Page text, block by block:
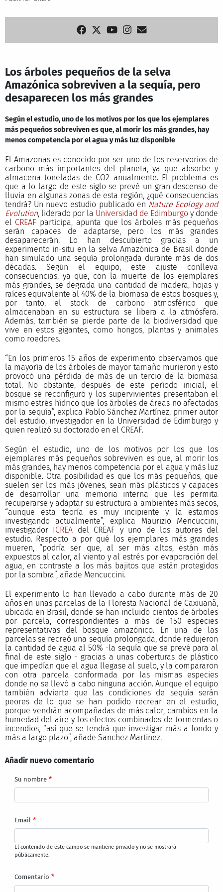
Los árboles pequeños de la selva
Amazónica sobreviven a la sequía, pero
desaparecen los más grandes
Según el estudio, uno de los motivos por los que los ejemplares
más pequeños sobreviven es que, al morir los más grandes, hay
menos competencia por el agua y más luz disponible
El Amazonas es conocido por ser uno de los reservorios de
carbono más importantes del planeta, ya que absorbe y
almacena toneladas de CO2 anualmente. El problema es
que a lo largo de este siglo se prevé un gran descenso de
lluvia en algunas zonas de esta región, ¿qué consecuencias
tendrá? Un nuevo estudio publicado en Nature Ecology and
Evolution, liderado por la Universidad de Edimburgo y donde
el CREAF participa, apunta que los árboles más pequeños
serán capaces de adaptarse, pero los más grandes
desaparecerán. Lo han descubierto gracias a un
experimento in-situ en la selva Amazónica de Brasil donde
han simulado una sequía prolongada durante más de dos
décadas. Según el equipo, este ajuste conlleva
consecuencias, ya que, con la muerte de los ejemplares
más grandes, se degrada una cantidad de madera, hojas y
raíces equivalente al 40% de la biomasa de estos bosques y,
por tanto, el stock de carbono atmosférico que
almacenaban en su estructura se libera a la atmósfera.
Además, también se pierde parte de la biodiversidad que
vive en estos gigantes, como hongos, plantas y animales
como roedores.
“En los primeros 15 años de experimento observamos que
la mayoría de los árboles de mayor tamaño murieron y esto
provocó una pérdida de más de un tercio de la biomasa
total. No obstante, después de este período inicial, el
bosque se reconfiguró y los supervivientes presentaban el
mismo estrés hídrico que los árboles de áreas no afectadas
por la sequía”, explica Pablo Sánchez Martínez, primer autor
del estudio, investigador en la Universidad de Edimburgo y
quien realizó su doctorado en el CREAF.
Según el estudio, uno de los motivos por los que los
ejemplares más pequeños sobreviven es que, al morir los
más grandes, hay menos competencia por el agua y más luz
disponible. Otra posibilidad es que los más pequeños, que
suelen ser los más jóvenes, sean más plásticos y capaces
de desarrollar una memoria interna que les permita
recuperarse y adaptar su estructura a ambientes más secos,
“aunque esta teoría es muy incipiente y la estamos
investigando actualmente”, explica Maurizio Mencuccini,
investigador ICREA del CREAF y uno de los autores del
estudio. Respecto a por qué los ejemplares más grandes
mueren, “podría ser que, al ser más altos, están más
expuestos al calor, al viento y al estrés por evaporación del
agua, en contraste a los más bajitos que están protegidos
por la sombra”, añade Mencuccini.
El experimento lo han llevado a cabo durante más de 20
años en unas parcelas de la Floresta Nacional de Caxiuanã,
ubicada en Brasil, donde se han incluido cientos de árboles
por parcela, correspondientes a más de 150 especies
representativas del bosque amazónico. En una de las
parcelas se recreó una sequía prolongada, donde redujeron
la cantidad de agua al 50% -la sequía que se prevé para al
final de este siglo - gracias a unas coberturas de plástico
que impedían que el agua llegase al suelo, y la compararon
con otra parcela conformada por las mismas especies
donde no se llevó a cabo ninguna acción. Aunque el equipo
también advierte que las condiciones de sequía serán
peores de lo que se han podido recrear en el estudio,
porque vendrán acompañadas de más calor, cambios en la
humedad del aire y los efectos combinados de tormentas o
incendios, “así que se tendrá que investigar más a fondo y
más a largo plazo”, añade Sanchez Martinez.
Añadir nuevo comentario
Su nombre
Email
El contenido de este campo se mantiene privado y no se mostrará
públicamente.
Comentario